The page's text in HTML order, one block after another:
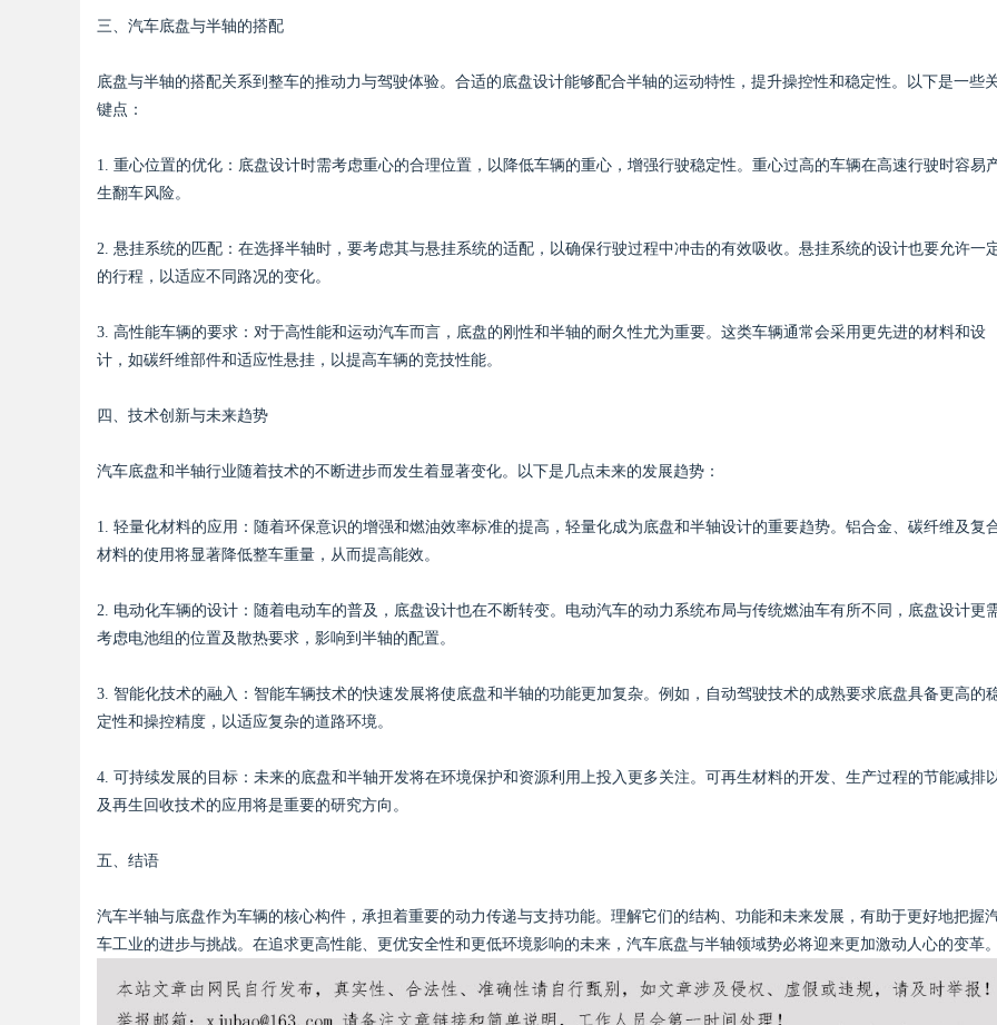
d
三、汽车底盘与半轴的搭配
底盘与半轴的搭配关系到整车的推动力与驾驶体验。合适的底盘设计能够配合半轴的运动特性，提升操控性和稳定性。以下是一些
键点：
1. 重心位置的优化：底盘设计时需考虑重心的合理位置，以降低车辆的重心，增强行驶稳定性。重心过高的车辆在高速行驶时容易
生翻车风险。
2. 悬挂系统的匹配：在选择半轴时，要考虑其与悬挂系统的适配，以确保行驶过程中冲击的有效吸收。悬挂系统的设计也要允许一
的行程，以适应不同路况的变化。
3. 高性能车辆的要求：对于高性能和运动汽车而言，底盘的刚性和半轴的耐久性尤为重要。这类车辆通常会采用更先进的材料和设
计，如碳纤维部件和适应性悬挂，以提高车辆的竞技性能。
四、技术创新与未来趋势
汽车底盘和半轴行业随着技术的不断进步而发生着显著变化。以下是几点未来的发展趋势：
1. 轻量化材料的应用：随着环保意识的增强和燃油效率标准的提高，轻量化成为底盘和半轴设计的重要趋势。铝合金、碳纤维及复
材料的使用将显著降低整车重量，从而提高能效。
2. 电动化车辆的设计：随着电动车的普及，底盘设计也在不断转变。电动汽车的动力系统布局与传统燃油车有所不同，底盘设计更
考虑电池组的位置及散热要求，影响到半轴的配置。
3. 智能化技术的融入：智能车辆技术的快速发展将使底盘和半轴的功能更加复杂。例如，自动驾驶技术的成熟要求底盘具备更高的
定性和操控精度，以适应复杂的道路环境。
4. 可持续发展的目标：未来的底盘和半轴开发将在环境保护和资源利用上投入更多关注。可再生材料的开发、生产过程的节能减排
及再生回收技术的应用将是重要的研究方向。
五、结语
汽车半轴与底盘作为车辆的核心构件，承担着重要的动力传递与支持功能。理解它们的结构、功能和未来发展，有助于更好地把握
车工业的进步与挑战。在追求更高性能、更优安全性和更低环境影响的未来，汽车底盘与半轴领域势必将迎来更加激动人心的变革。